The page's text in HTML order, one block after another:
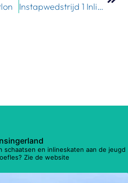
Instapwedstrijd 1 Inline-skaten
schaatsen en inlineskaten aan de jeugd
Zie de website